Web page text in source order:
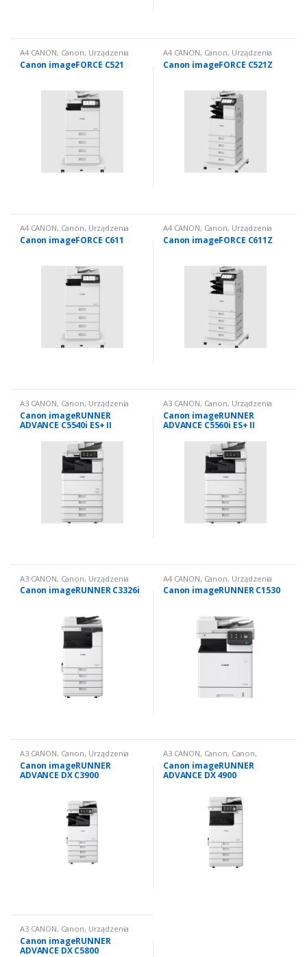
A4 CANON, Canon, Urządzenia
wielofunkcyjne nowe,Urządzenia
wielofunkcyjne nowe: kolorowe
Canon imageFORCE C521
A4 CANON, Canon, Urządzenia
wielofunkcyjne nowe,Urządzenia
wielofunkcyjne nowe: kolorowe
Canon imageFORCE C521Z
A4 CANON, Canon, Urządzenia
wielofunkcyjne nowe,Urządzenia
wielofunkcyjne nowe: kolorowe
Canon imageFORCE C611
A4 CANON, Canon, Urządzenia
wielofunkcyjne nowe,Urządzenia
wielofunkcyjne nowe: kolorowe
Canon imageFORCE C611Z
A3 CANON, Canon, Urządzenia
wielofunkcyjne nowe ,Urządzenia
wielofunkcyjne nowe: kolorowe
Canon imageRUNNER
ADVANCE C5540i ES+ II
A3 CANON, Canon, Urządzenia
wielofunkcyjne nowe ,Urządzenia
wielofunkcyjne nowe: kolorowe
Canon imageRUNNER
ADVANCE C5560i ES+ II
A3 CANON, Canon, Urządzenia
wielofunkcyjne nowe,Urządzenia
wielofunkcyjne nowe: kolorowe
Canon imageRUNNER C3326i
A4 CANON, Canon, Urządzenia
wielofunkcyjne nowe,Urządzenia
wielofunkcyjne nowe: kolorowe
Canon imageRUNNER C1530
A3 CANON, Canon, Urządzenia
wielofunkcyjne nowe,Urządzenia
wielofunkcyjne nowe: kolorowe
Canon imageRUNNER
ADVANCE DX C3900
A3 CANON, Canon, Canon,
Urządzenia wielofunkcyjne nowe:
czarno białe
Canon imageRUNNER
ADVANCE DX 4900
A3 CANON, Canon, Urządzenia
wielofunkcyjne nowe,Urządzenia
wielofunkcyjne nowe: kolorowe
Canon imageRUNNER
ADVANCE DX C5800